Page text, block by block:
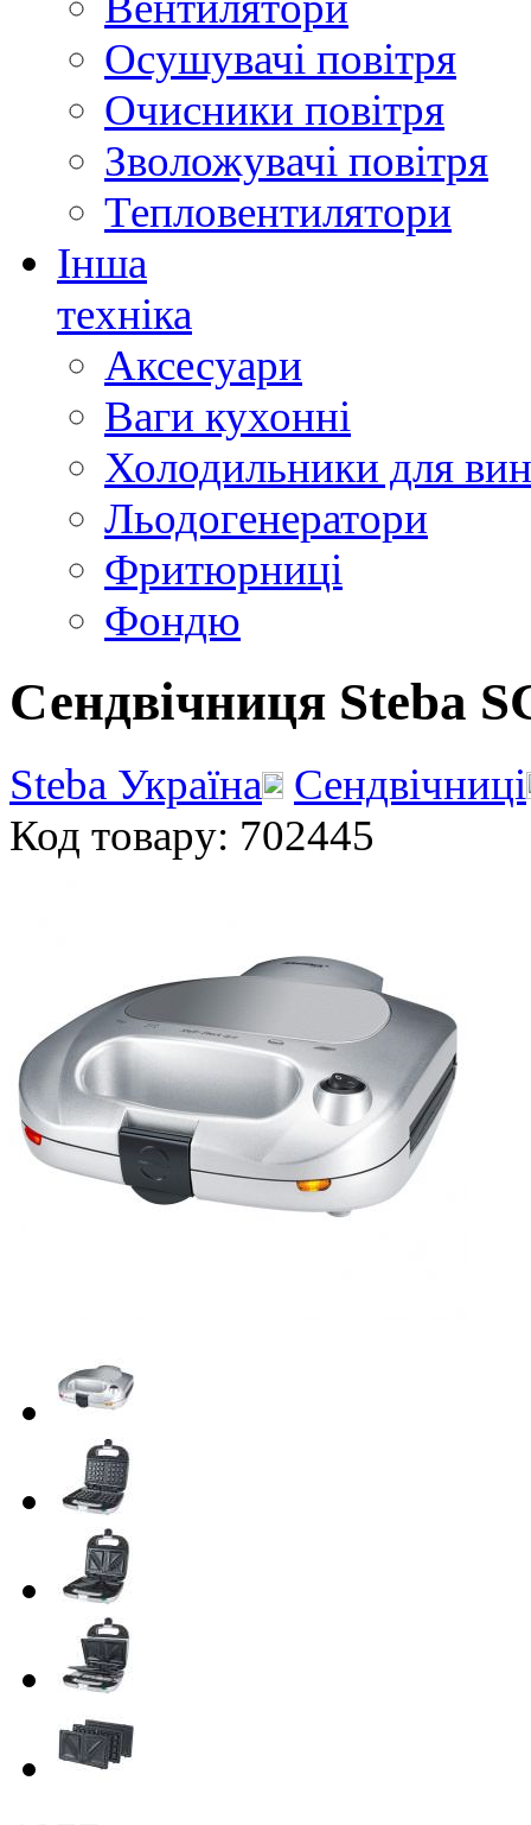
Осушувачі повітря
Очисники повітря
Зволожувачі повітря
Тепловентилятори
Інша
техніка
Аксесуари
Ваги кухонні
Холодильники для
Льодогенератори
Фритюрниці
Фондю
Сендвічниця Steba
Steba Україна
Сендвічниці
Код товару: 702445